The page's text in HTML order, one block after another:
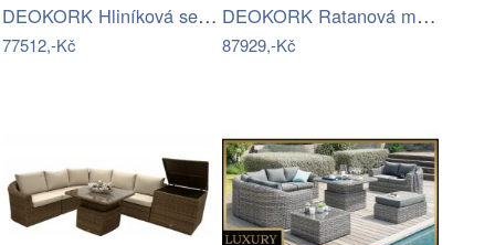
DEOKORK Hliníková sestava jídelní pro 8…
77512,-Kč
DEOKORK Ratanová modulová sestava…
87929,-Kč